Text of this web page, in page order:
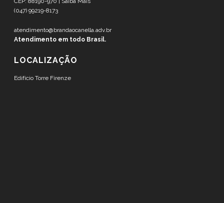
(047) 99219-8173
atendimento@brandaocanella.adv.br
Atendimento em todo Brasil.
LOCALIZAÇÃO
Edifício Torre Firenze